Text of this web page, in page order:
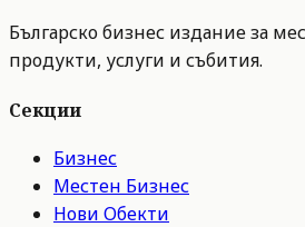
Българско бизнес издание за
продукти, услуги и събития.
Секции
Бизнес
Местен Бизнес
Нови Обекти